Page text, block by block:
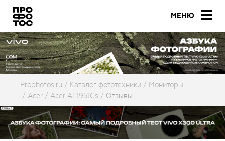
МЕНЮ
Prophotos.ru Каталог фототехники
Мониторы
Acer
Acer AL1951Cs Отзывы